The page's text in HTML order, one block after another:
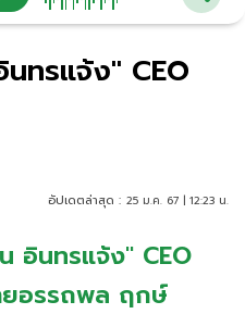
ทรแจ้ง" CEO
อัปเดตล่าสุด : 25 ม.ค. 67 | 12:23 น.
อินทรแจ้ง" CEO
ยอรรถพล ฤกษ์